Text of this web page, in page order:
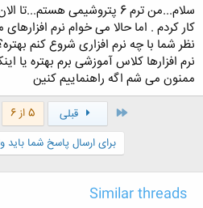
کار کردم . اما حالا می خوام نرم
نظر شما با چه نرم افزاری شروع کنم
نرم افزارها کلاس آموزشی برم بهتره یا
ممنون می شم اگه راهنماییم کنین
اول قبلی 5 از 6
برای ارسال پاسخ شما باید
Similar threads